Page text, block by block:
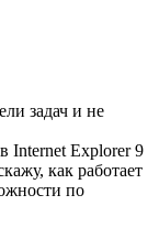
Internet Explorer 9
как работает
по